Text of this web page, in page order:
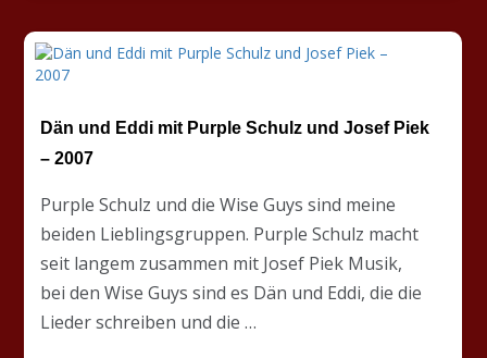
Dän und Eddi mit Purple Schulz und Josef Piek
– 2007
Purple Schulz und die Wise Guys sind meine
beiden Lieblingsgruppen. Purple Schulz macht
seit langem zusammen mit Josef Piek Musik,
bei den Wise Guys sind es Dän und Eddi, die die
Lieder schreiben und die …